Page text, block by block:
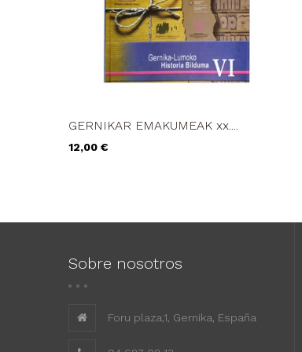
GERNIKAR EMAKUMEAK xx....
Precio
12,00 €
Sobre nosotros
Foru plaza,1, Gernika, España